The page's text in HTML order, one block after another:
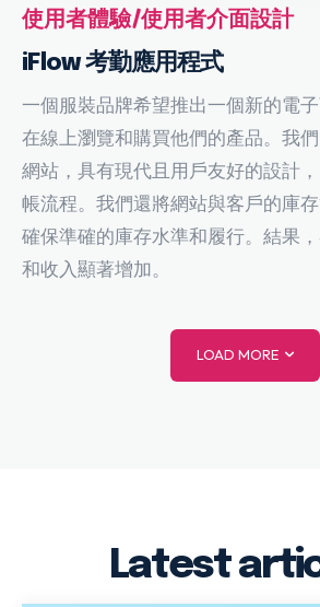
使用者體驗/使用者介面設計
iFlow 考勤應用程式
一個服裝品牌希望推出一個新的電
在線上瀏覽和購買他們的產品。我
網站，具有現代且用戶友好的設計
帳流程。我們還將網站與客戶的庫
確保準確的庫存水準和履行。結果
和收入顯著增加。
LOAD MORE
Latest